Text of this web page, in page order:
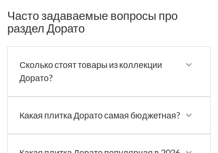
Часто задаваемые вопросы про
раздел Дорато
Сколько стоят товары из коллекции
Дорато?
Какая плитка Дорато самая бюджетная?